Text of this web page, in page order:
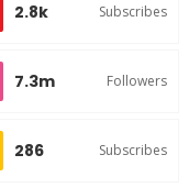
2.8k Subscribes
7.3m Followers
286 Subscribes